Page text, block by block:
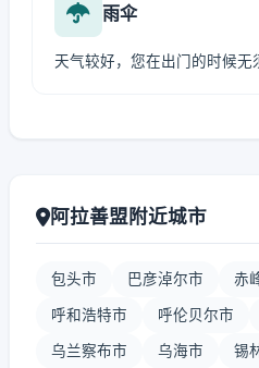
雨伞
天气较好，您在出门的时候无
阿拉善盟附近城市
包头市 巴彦淖尔市 赤
呼和浩特市 呼伦贝尔市
乌兰察布市 乌海市 锡